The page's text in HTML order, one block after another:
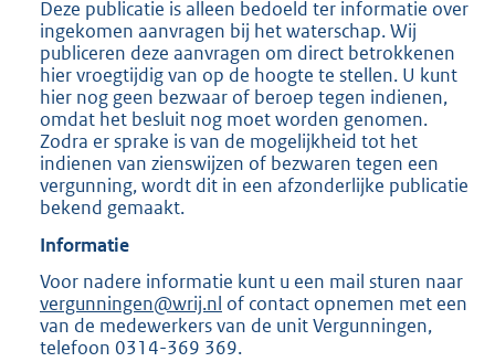
Deze publicatie is alleen bedoeld ter informatie over
ingekomen aanvragen bij het waterschap. Wij
publiceren deze aanvragen om direct betrokkenen
hier vroegtijdig van op de hoogte te stellen. U kunt
hier nog geen bezwaar of beroep tegen indienen,
omdat het besluit nog moet worden genomen.
Zodra er sprake is van de mogelijkheid tot het
indienen van zienswijzen of bezwaren tegen een
vergunning, wordt dit in een afzonderlijke publicatie
bekend gemaakt.
Informatie
Voor nadere informatie kunt u een mail sturen naar
vergunningen@wrij.nl of contact opnemen met een
van de medewerkers van de unit Vergunningen,
telefoon 0314-369 369.